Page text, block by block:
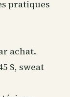
pratiques
achat.
$, sweat